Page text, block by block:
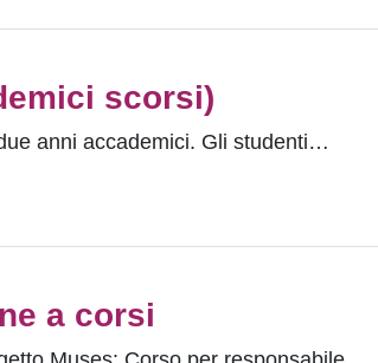
scorsi)
anni accademici. Gli studenti…
a corsi